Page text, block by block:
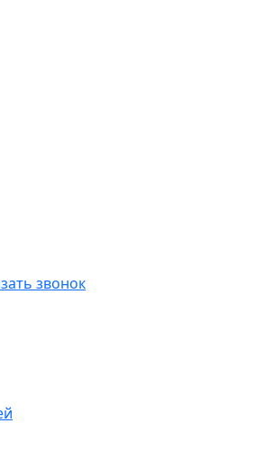
звонок